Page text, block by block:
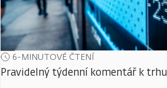
6-MINUTOVÉ ČTENÍ
Pravidelný týdenní komentář k trhu